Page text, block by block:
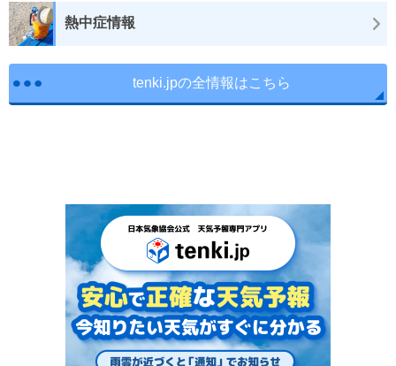
熱中症情報
tenki.jpの全情報はこちら